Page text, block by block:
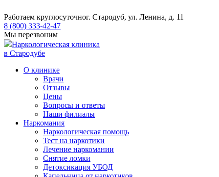
Работаем круглосуточног. Стародуб, ул. Ленина, д. 11
8 (800) 333-42-47
Мы перезвоним
Наркологическая клиника
в Стародубе
О клинике
Врачи
Отзывы
Цены
Вопросы и ответы
Наши филиалы
Наркомания
Наркологическая помощь
Тест на наркотики
Лечение наркомании
Снятие ломки
​​Детоксикация УБОД